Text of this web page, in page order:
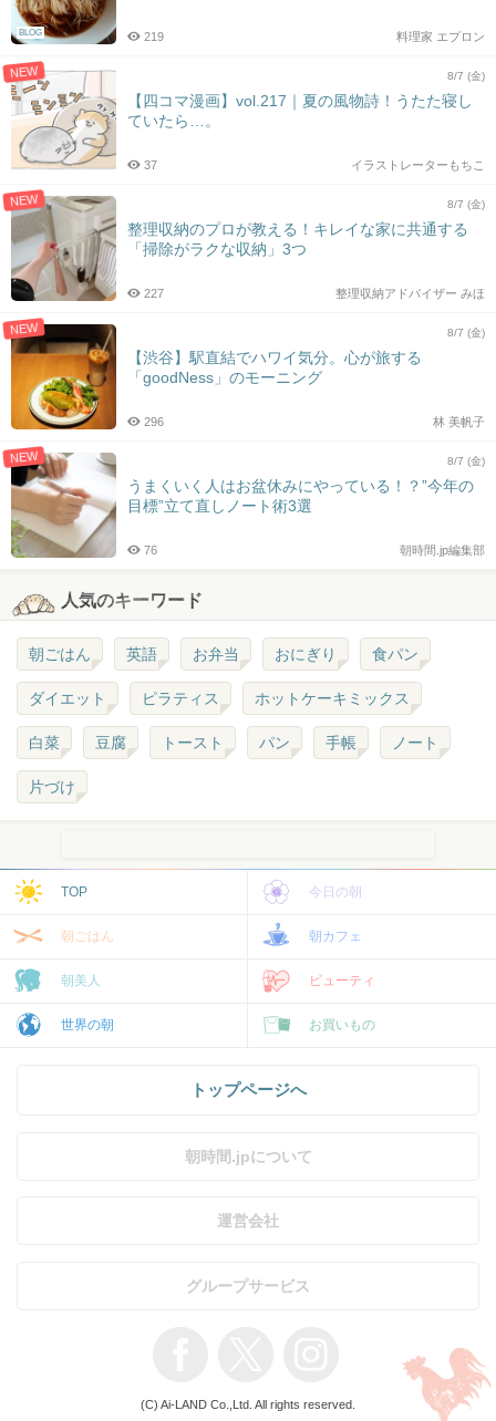
BLOG 料理家 エプロン
219
NEW 8/7 (金)
【四コマ漫画】vol.217｜夏の風物詩！うたた寝し
ていたら…。
イラストレーターもちこ
37
NEW 8/7 (金)
整理収納のプロが教える！キレイな家に共通する
「掃除がラクな収納」3つ
整理収納アドバイザー みほ
227
NEW 8/7 (金)
【渋谷】駅直結でハワイ気分。心が旅する
「goodNess」のモーニング
林 美帆子
296
NEW 8/7 (金)
うまくいく人はお盆休みにやっている！？”今年の
目標”立て直しノート術3選
朝時間.jp編集部
76
人気のキーワード
朝ごはん 英語 お弁当 おにぎり 食パン
ダイエット ピラティス ホットケーキミックス
白菜 豆腐 トースト パン 手帳 ノート
片づけ
TOP 今日の朝
朝ごはん 朝カフェ
朝美人 ビューティ
世界の朝 お買いもの
トップページへ
朝時間.jpについて
運営会社
グループサービス
(C) Ai-LAND Co.,Ltd. All rights reserved.